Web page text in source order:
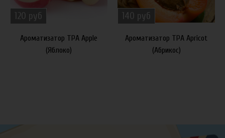
120 руб
Ароматизатор TPA Apple
(Яблоко)
140 руб
Ароматизатор TPA Apricot
(Абрикос)